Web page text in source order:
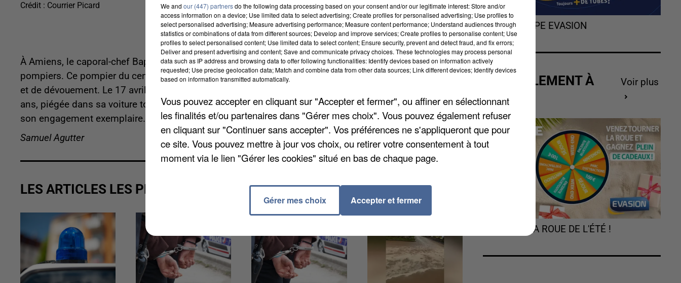
Crédit : Courrier Picard
À Amiens, le caporal-chef Baptiste Gantier décoré hier lors de la journée nationale des sapeurs-
pompiers. Ce pompier du centre de secours Catelas a reçu la médaille d’honneur pour acte de courage
et de dévouement. Le 17 avril dernier, il s’était jeté dans la Somme pour secourir une conductrice de 58
ans, piégée dans sa voiture tombée à l’eau dans le quartier Saint-Leu. Le SDIS a salué son sang-froid et
son engagement exemplaire.
Samuel Agutter
LES ARTICLES LES PLUS VUS
L'HOROSCOPE EVASION
ACTUELLEMENT À
GAGNER
Voir plus
TOURNEZ LA ROUE DE L'ÉTÉ !
We and our (447) partnersdo the following data processing based on your consent and/or our legitimate interest: Store and/or
access information on a device; Use limited data to select advertising; Create profiles for personalised advertising; Use profiles to
select personalised advertising; Measure advertising performance; Measure content performance; Understand audiences through
statistics or combinations of data from different sources; Develop and improve services; Create profiles to personalise content; Use
profiles to select personalised content; Use limited data to select content; Ensure security, prevent and detect fraud, and fix errors;
Deliver and present advertising and content; Save and communicate privacy choices. These technologies may process personal
data such as IP address and browsing data to offer following functionalities: Identify devices based on information actively
requested; Use precise geolocation data; Match and combine data from other data sources; Link different devices; Identify devices
based on information transmitted automatically.
Vous pouvez accepter en cliquant sur "Accepter et fermer", ou affiner en sélectionnant
les finalités et/ou partenaires dans "Gérer mes choix". Vous pouvez également refuser
en cliquant sur "Continuer sans accepter". Vos préférences ne s'appliqueront que pour
ce site. Vous pouvez mettre à jour vos choix, ou retirer votre consentement à tout
moment via le lien "Gérer les cookies" situé en bas de chaque page.
Gérer mes choix Accepter et fermer